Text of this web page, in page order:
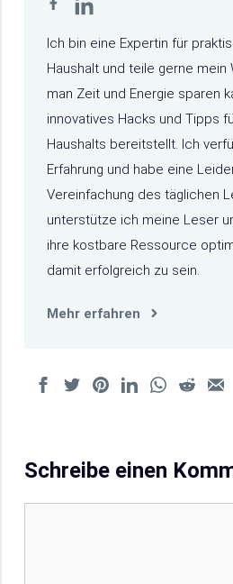
Ich bin eine Expertin für
Haushalt und teile gerne mein
man Zeit und Energie sparen
innovatives Hacks und Tipps
Haushalts bereitstellt. Ich
Erfahrung und habe eine
Vereinfachung des täglichen
unterstütze ich meine Leser
ihre kostbare Ressource
damit erfolgreich zu sein.
Mehr erfahren
Schreibe einen